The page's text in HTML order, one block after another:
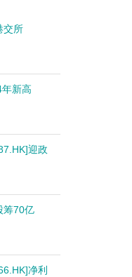
交所
新高
迎政
筹70亿
净利